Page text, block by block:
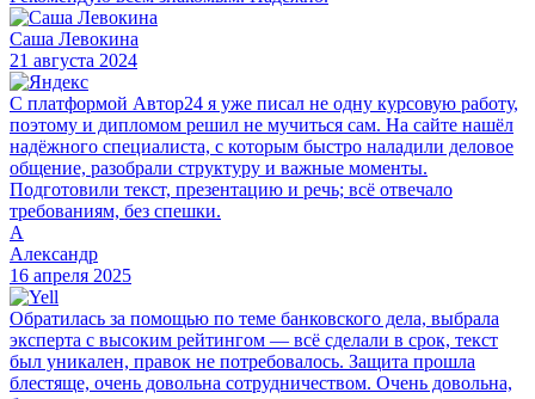
Саша Левокина
21 августа 2024
С платформой Автор24 я уже писал не одну курсовую работу,
поэтому и дипломом решил не мучиться сам. На сайте нашёл
надёжного специалиста, с которым быстро наладили деловое
общение, разобрали структуру и важные моменты.
Подготовили текст, презентацию и речь; всё отвечало
требованиям, без спешки.
А
Александр
16 апреля 2025
Обратилась за помощью по теме банковского дела, выбрала
эксперта с высоким рейтингом — всё сделали в срок, текст
был уникален, правок не потребовалось. Защита прошла
блестяще, очень довольна сотрудничеством. Очень довольна,